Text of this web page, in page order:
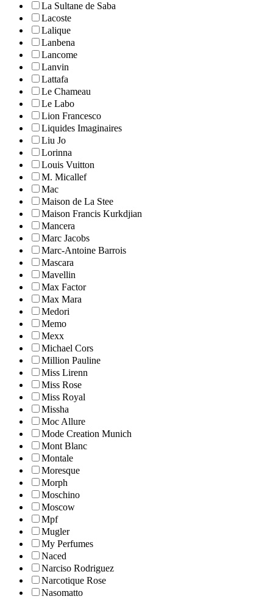
La Sultane de Saba
Lacoste
Lalique
Lanbena
Lancome
Lanvin
Lattafa
Le Chameau
Le Labo
Lion Francesco
Liquides Imaginaires
Liu Jo
Lorinna
Louis Vuitton
M. Micallef
Mac
Maison de La Stee
Maison Francis Kurkdjian
Mancera
Marc Jacobs
Marc-Antoine Barrois
Mascara
Mavellin
Max Factor
Max Mara
Medori
Memo
Mexx
Michael Cors
Million Pauline
Miss Lirenn
Miss Rose
Miss Royal
Missha
Moc Allure
Mode Creation Munich
Mont Blanc
Montale
Moresque
Morph
Moschino
Moscow
Mpf
Mugler
My Perfumes
Naced
Narciso Rodriguez
Narcotique Rose
Nasomatto